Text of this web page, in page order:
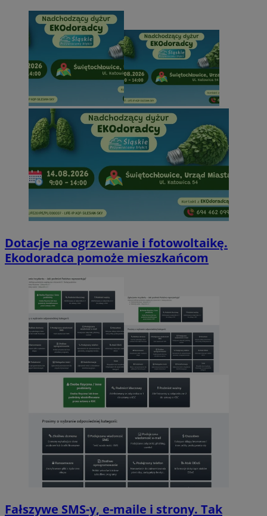
Dotacje na ogrzewanie i fotowoltaikę.
Ekodoradca pomoże mieszkańcom
Fałszywe SMS-y, e-maile i strony. Tak